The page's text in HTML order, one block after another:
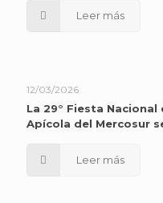
Leer más
12/03/2026
La 29° Fiesta
Apícola del Mercosur
Leer más